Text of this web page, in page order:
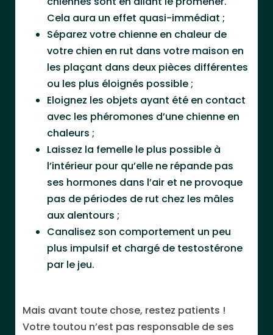
Cela aura un effet quasi-immédiat ;
Séparez votre chienne en chaleur de
votre chien en rut dans votre maison en
les plaçant dans deux pièces différentes
ou les plus éloignés possible ;
Eloignez les objets ayant été en contact
avec les phéromones d’une chienne en
chaleurs ;
Laissez la femelle le plus possible à
l’intérieur pour qu’elle ne répande pas
ses hormones dans l’air et ne provoque
pas de périodes de rut chez les mâles
aux alentours ;
Canalisez son comportement un peu
plus impulsif et chargé de testostérone
par le jeu.
Mais avant toute chose, restez patients !
Votre toutou n’est pas responsable de ses